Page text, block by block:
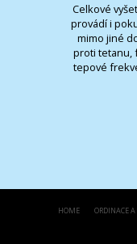
Celkové
provádí i
mimo jiné
proti tetanu,
tepové
HOME ORDINACE